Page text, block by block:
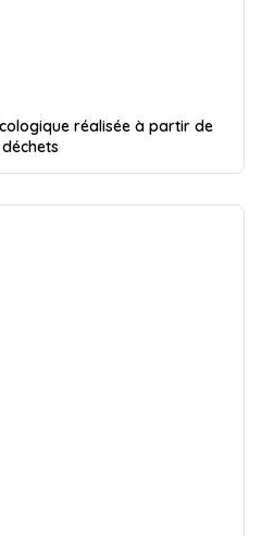
réalisée à partir de
déchets